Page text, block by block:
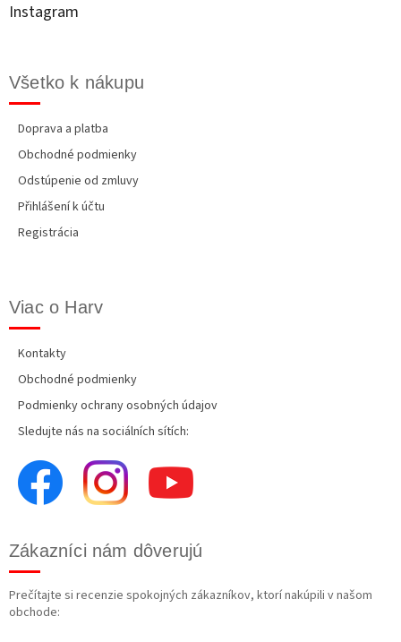
Instagram
Všetko k nákupu
Doprava a platba
Obchodné podmienky
Odstúpenie od zmluvy
Přihlášení k účtu
Registrácia
Viac o Harv
Kontakty
Obchodné podmienky
Podmienky ochrany osobných údajov
Sledujte nás na sociálních sítích:
Zákazníci nám dôverujú
Prečítajte si recenzie spokojných zákazníkov, ktorí nakúpili v našom
obchode: